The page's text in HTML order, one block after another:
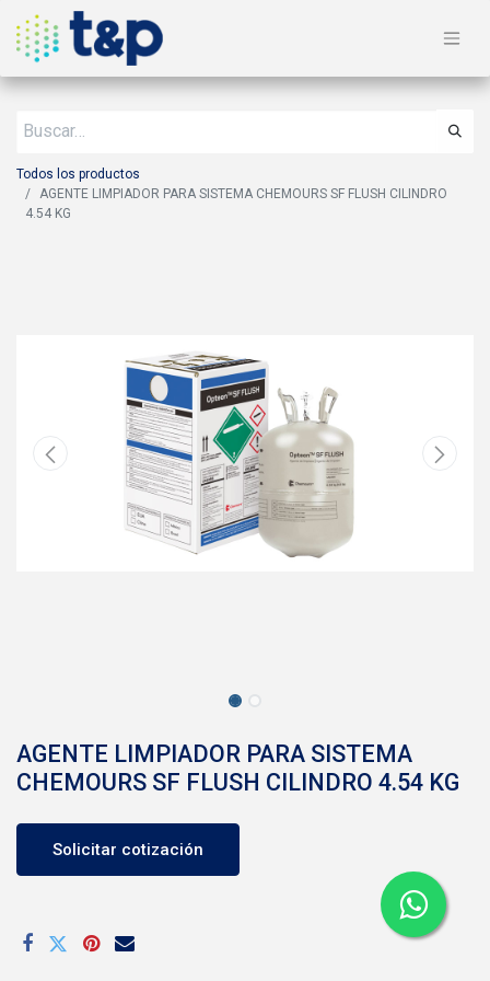
Todos los productos
AGENTE LIMPIADOR PARA SISTEMA CHEMOURS SF FLUSH CILINDRO
4.54 KG
AGENTE LIMPIADOR PARA SISTEMA
CHEMOURS SF FLUSH CILINDRO 4.54 KG
Solicitar cotización